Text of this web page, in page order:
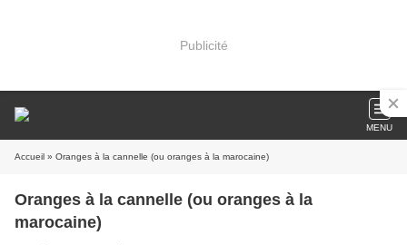
Publicité
MENU
Accueil » Oranges à la cannelle (ou oranges à la marocaine)
Oranges à la cannelle (ou oranges à la
marocaine)